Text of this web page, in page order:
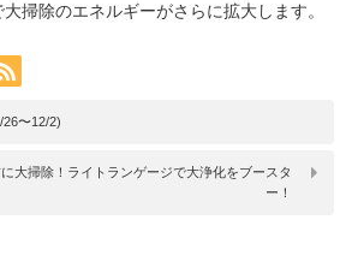
掃除のエネルギーがさらに拡大します。
〜12/2)
大掃除！ライトランゲージで大浄化をブースタ
ー！